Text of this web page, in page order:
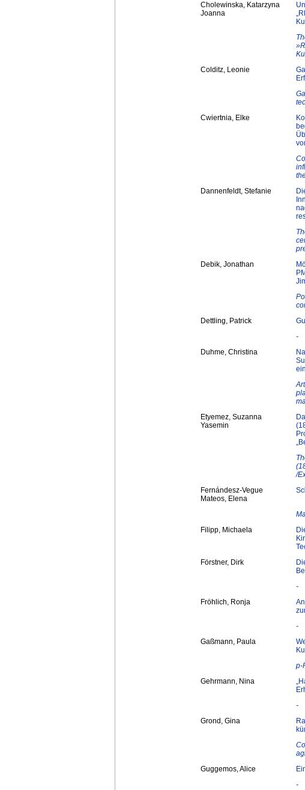
Cholewinska, Katarzyna
Joanna
Colditz, Leonie
Cwiertnia, Elke
Dannenfeldt, Stefanie
Debik, Jonathan
Dettling, Patrick
-
Duhme, Christina
Etyemez, Suzanna
Yasemin
/
Fernándesz-Vegue
Mateos, Elena
Filipp, Michaela
Förstner, Dirk
-
Fröhlich, Ronja
-
Gaßmann, Paula
p-
Gehrmann, Nina
-
Grond, Gina
Guggemos, Alice
-